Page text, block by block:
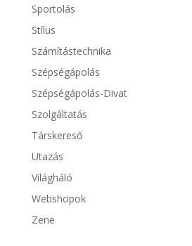
Sportolás
Stílus
Számítástechnika
Szépségápolás
Szépségápolás-Divat
Szolgáltatás
Társkereső
Utazás
Világháló
Webshopok
Zene